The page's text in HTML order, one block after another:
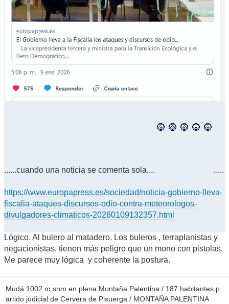
......cuando una noticia se comenta sola.... .....
https://www.europapress.es/sociedad/noticia-gobierno-lleva-
fiscalia-ataques-discursos-odio-contra-meteorologos-
divulgadores-climaticos-20260109132357.html
Lógico. Al bulero al matadero. Los buleros , terraplanistas y
negacionistas, tienen más peligro que un mono con pistolas.
Me parece muy lógica y coherente la postura.
Mudá 1002 m snm en plena Montaña Palentina / 187 habitantes,p
artido judicial de Cervera de Pisuerga / MONTAÑA PALENTINA